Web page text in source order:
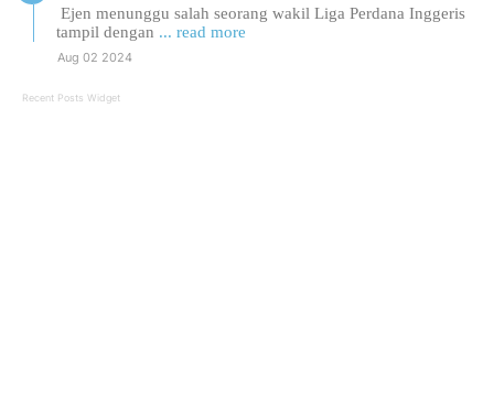
Ejen menunggu salah seorang wakil Liga Perdana Inggeris
tampil dengan ... read more
Aug 02 2024
Recent Posts Widget